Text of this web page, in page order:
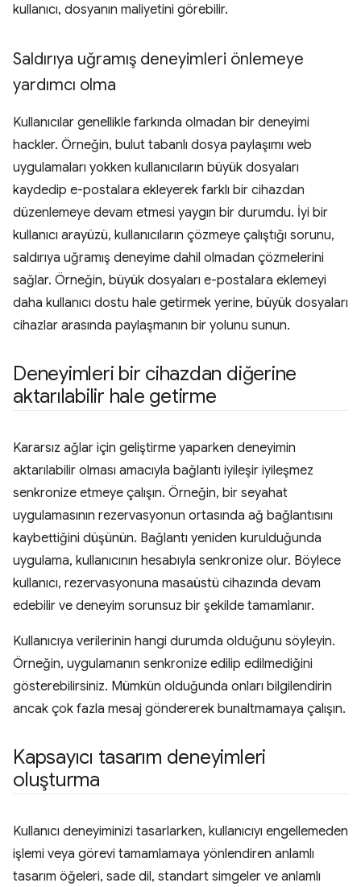
kullanıcı, dosyanın maliyetini görebilir.
Saldırıya uğramış deneyimleri önlemeye
yardımcı olma
Kullanıcılar genellikle farkında olmadan bir deneyimi
hackler. Örneğin, bulut tabanlı dosya paylaşımı web
uygulamaları yokken kullanıcıların büyük dosyaları
kaydedip e-postalara ekleyerek farklı bir cihazdan
düzenlemeye devam etmesi yaygın bir durumdu. İyi bir
kullanıcı arayüzü, kullanıcıların çözmeye çalıştığı sorunu,
saldırıya uğramış deneyime dahil olmadan çözmelerini
sağlar. Örneğin, büyük dosyaları e-postalara eklemeyi
daha kullanıcı dostu hale getirmek yerine, büyük dosyaları
cihazlar arasında paylaşmanın bir yolunu sunun.
Deneyimleri bir cihazdan diğerine
aktarılabilir hale getirme
Kararsız ağlar için geliştirme yaparken deneyimin
aktarılabilir olması amacıyla bağlantı iyileşir iyileşmez
senkronize etmeye çalışın. Örneğin, bir seyahat
uygulamasının rezervasyonun ortasında ağ bağlantısını
kaybettiğini düşünün. Bağlantı yeniden kurulduğunda
uygulama, kullanıcının hesabıyla senkronize olur. Böylece
kullanıcı, rezervasyonuna masaüstü cihazında devam
edebilir ve deneyim sorunsuz bir şekilde tamamlanır.
Kullanıcıya verilerinin hangi durumda olduğunu söyleyin.
Örneğin, uygulamanın senkronize edilip edilmediğini
gösterebilirsiniz. Mümkün olduğunda onları bilgilendirin
ancak çok fazla mesaj göndererek bunaltmamaya çalışın.
Kapsayıcı tasarım deneyimleri
oluşturma
Kullanıcı deneyiminizi tasarlarken, kullanıcıyı engellemeden
işlemi veya görevi tamamlamaya yönlendiren anlamlı
tasarım öğeleri, sade dil, standart simgeler ve anlamlı